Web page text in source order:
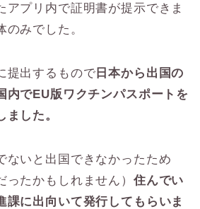
アプリ内で証明書が提示できま
みでした。
提出するもので 日本から出国の
内でEU版ワクチンパスポートを
した。
ないと出国できなかったため
ったかもしれません） 住んでい
課に出向いて発行してもらいま